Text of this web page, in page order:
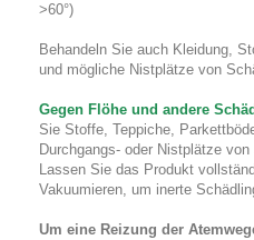
>60°)
Behandeln Sie auch Kleidung,
und mögliche Nistplätze von
Gegen Flöhe und andere
Sie Stoffe, Teppiche,
Durchgangs- oder Nistplätze
Lassen Sie das Produkt
Vakuumieren, um inerte
Um eine Reizung der